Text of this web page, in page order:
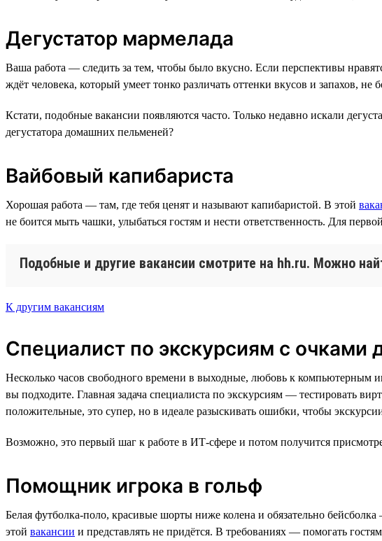
Дегустатор мармелада
Ваша работа — следить за тем, чтобы было вкусно. Если перспективы
ждёт человека, который умеет тонко различать оттенки вкусов и запахов,
Кстати, подобные вакансии появляются часто. Только недавно искали
дегустатора домашних пельменей?
Вайбовый капибариста
Хорошая работа — там, где тебя ценят и называют капибаристой. В этой
не боится мыть чашки, улыбаться гостям и нести ответственность. Для
Подобные и другие вакансии смотрите на hh.ru. Можно
К другим вакансиям
Специалист по экскурсиям с очками
Несколько часов свободного времени в выходные, любовь к компьютерным
вы подходите. Главная задача специалиста по экскурсиям — тестировать
положительные, это супер, но в идеале разыскивать ошибки, чтобы
Возможно, это первый шаг к работе в ИТ-сфере и потом получится
Помощник игрока в гольф
Белая футболка-поло, красивые шорты ниже колена и обязательно
этой вакансии и представлять не придётся. В требованиях — помогать